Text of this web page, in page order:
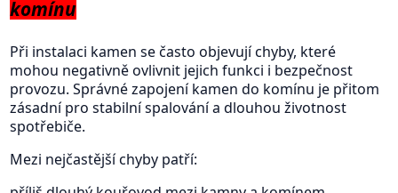
komínu
Při instalaci kamen se často objevují chyby, které
mohou negativně ovlivnit jejich funkci i bezpečnost
provozu. Správné zapojení kamen do komínu je přitom
zásadní pro stabilní spalování a dlouhou životnost
spotřebiče.
Mezi nejčastější chyby patří: